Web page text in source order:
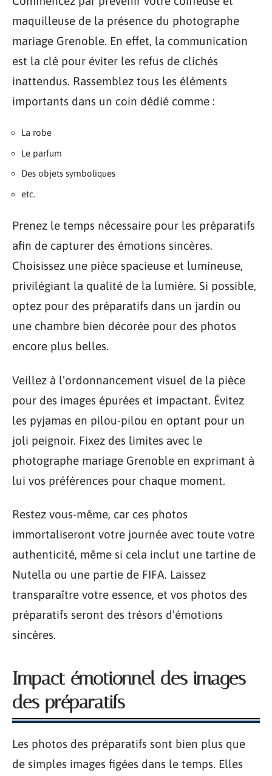
maquilleuse de la présence du photographe
mariage Grenoble. En effet, la communication
est la clé pour éviter les refus de clichés
inattendus. Rassemblez tous les éléments
importants dans un coin dédié comme :
La robe
Le parfum
Des objets symboliques
etc.
Prenez le temps nécessaire pour les préparatifs
afin de capturer des émotions sincères.
Choisissez une pièce spacieuse et lumineuse,
privilégiant la qualité de la lumière. Si possible,
optez pour des préparatifs dans un jardin ou
une chambre bien décorée pour des photos
encore plus belles.
Veillez à l’ordonnancement visuel de la pièce
pour des images épurées et impactant. Évitez
les pyjamas en pilou-pilou en optant pour un
joli peignoir. Fixez des limites avec le
photographe mariage Grenoble en exprimant à
lui vos préférences pour chaque moment.
Restez vous-même, car ces photos
immortaliseront votre journée avec toute votre
authenticité, même si cela inclut une tartine de
Nutella ou une partie de FIFA. Laissez
transparaître votre essence, et vos photos des
préparatifs seront des trésors d’émotions
sincères.
Impact émotionnel des images
des préparatifs
Les photos des préparatifs sont bien plus que
de simples images figées dans le temps. Elles